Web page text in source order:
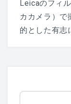
Leicaのフィ
カカメラ）で
的とした有志